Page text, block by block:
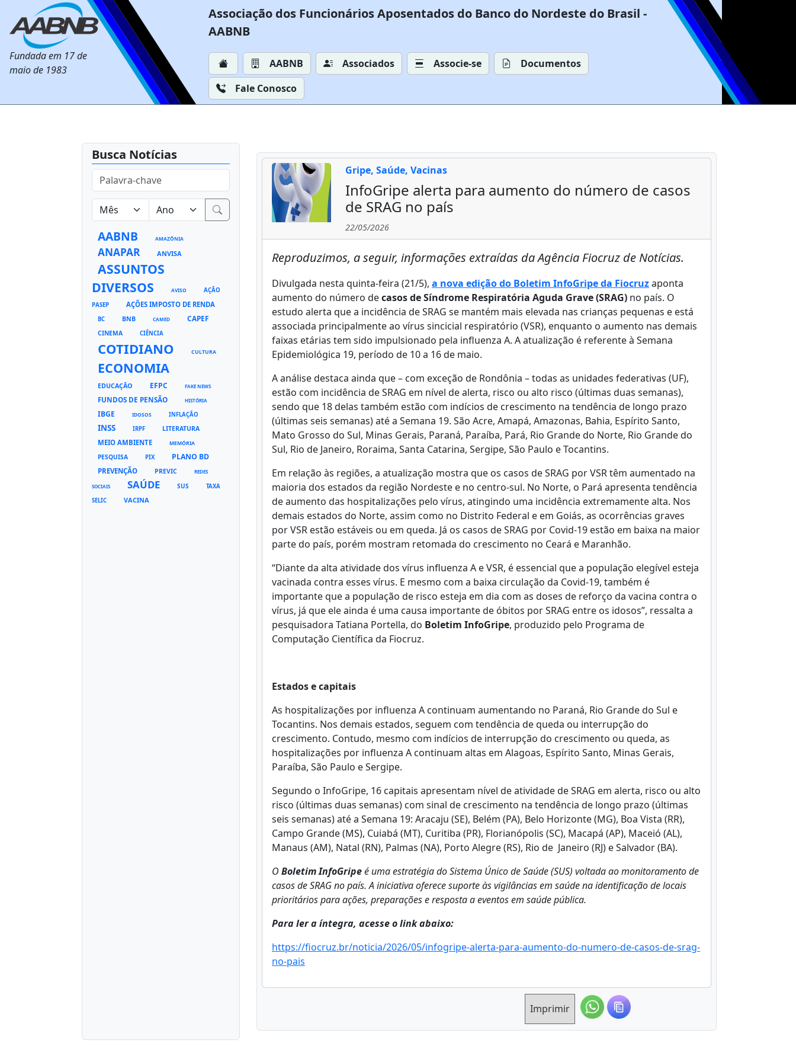
Fundada em 17 de
maio de 1983
Associação dos Funcionários Aposentados do Banco do Nordeste do Brasil -
AABNB
AABNB Associados Associe-se
Documentos
Fale Conosco
Busca Notícias
AABNB AMAZÔNIA
ANAPAR ANVISA
ASSUNTOS
DIVERSOS
AVISO
AÇÃO
PASEP
AÇÕES IMPOSTO DE RENDA
BC BNB CAMED CAPEF
CINEMA CIÊNCIA
COTIDIANO CULTURA
ECONOMIA
EDUCAÇÃO EFPC FAKE NEWS
FUNDOS DE PENSÃO HISTÓRIA
IBGE IDOSOS INFLAÇÃO
INSS IRPF LITERATURA
MEIO AMBIENTE MEMÓRIA
PESQUISA PIX PLANO BD
PREVENÇÃO PREVIC REDES
SOCIAIS SAÚDE SUS
TAXA
SELIC
VACINA
Gripe, Saúde, Vacinas
InfoGripe alerta para aumento do número de casos
de SRAG no país
22/05/2026
Reproduzimos, a seguir, informações extraídas da Agência Fiocruz de Notícias.
Divulgada nesta quinta-feira (21/5), a nova edição do Boletim InfoGripe da Fiocruzaponta
aumento do número decasos deSíndrome Respiratória Aguda Grave (SRAG) no país. O
estudo alerta que a incidência de SRAG se mantém mais elevada nas crianças pequenas e está
associada principalmente ao vírus sincicial respiratório (VSR), enquanto o aumento nas demais
faixas etárias tem sido impulsionado pela influenza A. A atualização é referente à Semana
Epidemiológica 19, período de 10 a 16 de maio.
A análise destaca ainda que – com exceção de Rondônia – todas as unidades federativas (UF),
estão com incidência de SRAG em nível de alerta, risco ou alto risco (últimas duas semanas),
sendo que 18 delas também estão com indícios de crescimento na tendência de longo prazo
(últimas seis semanas) até a Semana 19. São Acre, Amapá, Amazonas, Bahia, Espírito Santo,
Mato Grosso do Sul, Minas Gerais, Paraná, Paraíba, Pará, Rio Grande do Norte, Rio Grande do
Sul, Rio de Janeiro, Roraima, Santa Catarina, Sergipe, São Paulo e Tocantins.
Em relação às regiões, a atualização mostra que os casos de SRAG por VSR têm aumentado na
maioria dos estados da região Nordeste e no centro-sul. No Norte, o Pará apresenta tendência
de aumento das hospitalizações pelo vírus, atingindo uma incidência extremamente alta. Nos
demais estados do Norte, assim como no Distrito Federal e em Goiás, as ocorrências graves
por VSR estão estáveis ou em queda. Já os casos de SRAG por Covid-19 estão em baixa na maior
parte do país, porém mostram retomada do crescimento no Ceará e Maranhão.
“Diante da alta atividade dos vírus influenza A e VSR, é essencial que a população elegível esteja
vacinada contra esses vírus. E mesmo com a baixa circulação da Covid-19, também é
importante que a população de risco esteja em dia com as doses de reforço da vacina contra o
vírus, já que ele ainda é uma causa importante de óbitos por SRAG entre os idosos”, ressalta a
pesquisadora Tatiana Portella, do Boletim InfoGripe, produzido pelo Programa de
Computação Científica da Fiocruz.
Estados e capitais
As hospitalizações por influenza A continuam aumentando no Paraná, Rio Grande do Sul e
Tocantins. Nos demais estados, seguem com tendência de queda ou interrupção do
crescimento. Contudo, mesmo com indícios de interrupção do crescimento ou queda, as
hospitalizações por influenza A continuam altas em Alagoas, Espírito Santo, Minas Gerais,
Paraíba, São Paulo e Sergipe.
Segundo o InfoGripe, 16 capitais apresentam nível de atividade de SRAG em alerta, risco ou alto
risco (últimas duas semanas) com sinal de crescimento na tendência de longo prazo (últimas
seis semanas) até a Semana 19: Aracaju (SE), Belém (PA), Belo Horizonte (MG), Boa Vista (RR),
Campo Grande (MS), Cuiabá (MT), Curitiba (PR), Florianópolis (SC), Macapá (AP), Maceió (AL),
Manaus (AM), Natal (RN), Palmas (NA), Porto Alegre (RS), Rio de Janeiro (RJ) e Salvador (BA).
O Boletim InfoGripeé uma estratégia do Sistema Único de Saúde (SUS) voltada ao monitoramento de
casos de SRAG no país. A iniciativa oferece suporte às vigilâncias em saúde na identificação de locais
prioritários para ações, preparações e resposta a eventos em saúde pública.
Para ler a íntegra, acesse o link abaixo:
https://fiocruz.br/noticia/2026/05/infogripe-alerta-para-aumento-do-numero-de-casos-de-srag-
no-pais
Imprimir